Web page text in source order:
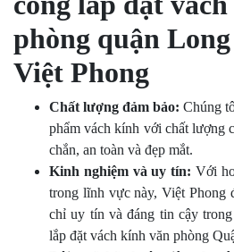
phòng quận
Việt Phong
Chất lượng đảm bảo: Chúng
phẩm vách kính với chất lượng
chắn, an toàn và đẹp mắt.
Kinh nghiệm và uy tín: Với
trong lĩnh vực này, Việt Phong
chỉ uy tín và đáng tin cậy
lắp đặt vách kính văn phòng